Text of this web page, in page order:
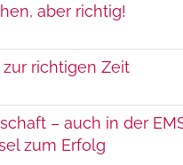
aber richtig!
richtigen Zeit
– auch in der
zum Erfolg